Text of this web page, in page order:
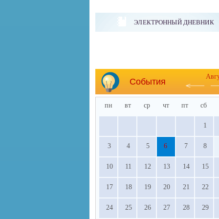
ЭЛЕКТРОННЫЙ ДНЕВНИК
События
пн вт ср чт пт сб
1
3 4 5 6 7 8
10 11 12 13 14 15
17 18 19 20 21 22
24 25 26 27 28 29